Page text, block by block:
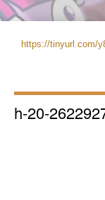
https://tinyurl.com/
h-20-